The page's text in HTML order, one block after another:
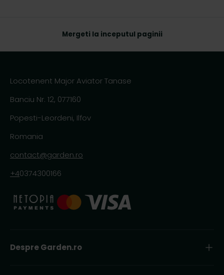
Mergeti la inceputul paginii
Locotenent Major Aviator Tanase
Banciu Nr. 12, 077160
Popesti-Leordeni, Ilfov
Romania
contact@garden.ro
+40374300166
Despre Garden.ro